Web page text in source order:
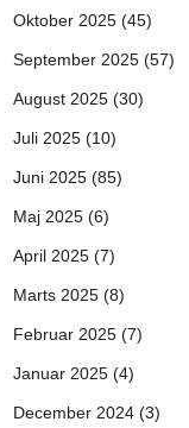
Oktober 2025 (45)
September 2025 (57)
August 2025 (30)
Juli 2025 (10)
Juni 2025 (85)
Maj 2025 (6)
April 2025 (7)
Marts 2025 (8)
Februar 2025 (7)
Januar 2025 (4)
December 2024 (3)